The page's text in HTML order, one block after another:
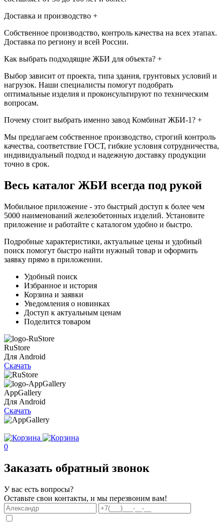
Доставка и производство +
Собственное производство, контроль качества на всех этапах.
Доставка по региону и всей России.
Как выбрать подходящие ЖБИ для объекта? +
Выбор зависит от проекта, типа здания, грунтовых условий и
нагрузок. Наши специалисты помогут подобрать
оптимальные изделия и проконсультируют по техническим
вопросам.
Почему стоит выбрать именно завод Комбинат ЖБИ-1? +
Мы предлагаем собственное производство, строгий контроль
качества, соответствие ГОСТ, гибкие условия сотрудничества,
индивидуальный подход и надежную доставку продукции
точно в срок.
Весь каталог ЖБИ всегда под рукой
Мобильное приложение - это быстрый доступ к более чем
5000 наименований железобетонных изделий. Установите
приложение и работайте с каталогом удобно и быстро.
Подробные характеристики, актуальные цены и удобный
поиск помогут быстро найти нужный товар и оформить
заявку прямо в приложении.
Удобный поиск
Избранное и история
Корзина и заявки
Уведомления о новинках
Доступ к актуальным ценам
Поделится товаром
RuStore
Для Android
Скачать
AppGallery
Для Android
Скачать
0
Заказать обратный звонок
У вас есть вопросы?
Оставьте свои контакты, и мы перезвоним вам!